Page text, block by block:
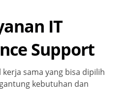
IT
Support
sama yang bisa dipilih
kebutuhan dan